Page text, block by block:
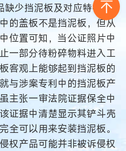
缺少挡泥板及对应特征。
的盖板不是挡泥板，但从
位置可知，当公证照片中
一部分待粉碎物料进入工
客观上能够起到挡泥板的
与涉案专利中的挡泥板产
主张一审法院证据保全中
证据中清楚显示其铲斗壳
全可以用来安装挡泥板。
权产品可能并非被诉侵权